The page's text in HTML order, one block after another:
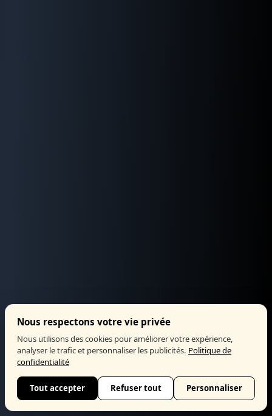
Nous respectons votre vie privée
Nous utilisons des cookies pour améliorer votre expérience,
analyser le trafic et personnaliser les publicités. Politique de
confidentialité
Tout accepter Refuser tout Personnaliser